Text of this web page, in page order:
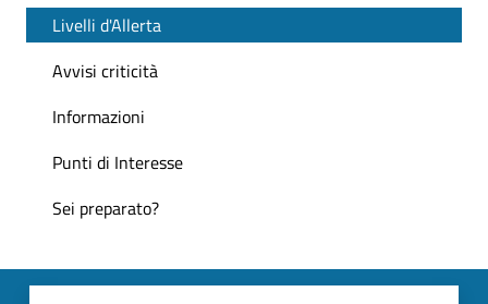
Livelli d'Allerta
Avvisi criticità
Informazioni
Punti di Interesse
Sei preparato?